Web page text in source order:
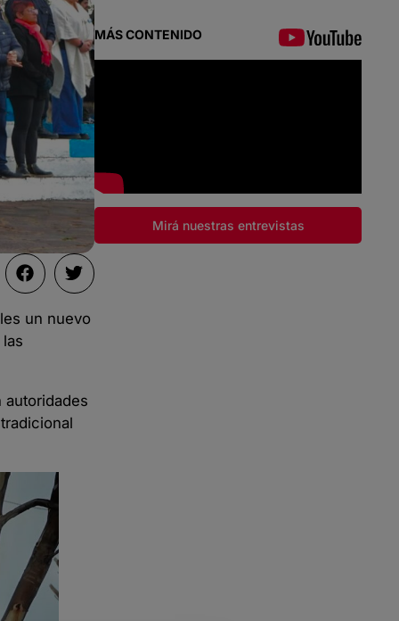
un nuevo
autoridades
MÁS CONTENIDO
Mirá nuestras entrevistas